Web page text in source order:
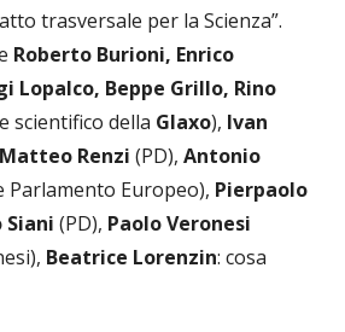
trasversale per la Scienza”.
Roberto Burioni, Enrico
Lopalco, Beppe Grillo, Rino
scientifico della Glaxo), Ivan
Matteo Renzi (PD), Antonio
Parlamento Europeo), Pierpaolo
Siani (PD), Paolo Veronesi
Beatrice Lorenzin: cosa